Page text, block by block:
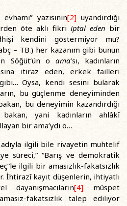
yazısının[2]uyandırdığı
öte aklı fikri iptal eden bir
kendini göstermiyor mu?
– TB.) her kazanım gibi bunun
Söğüt’ün o ama’sı, kadınların
itiraz eden, erkek failleri
Oysa, kendi sesini bularak
bu güçlenme deneyiminden
bu deneyimin kazandırdığı
yani kadınların ahlâkî
bir ama’ydı o…
ilgili bile rivayetin muhtelif
süreci,” “Barış ve demokratik
ilgili bir amasızlık-fakatsızlık
İhtirazî kayıt düşenlerin, ihtiyatlı
dayanışmacıların[4] müspet
fakatsızlık talep ediliyor